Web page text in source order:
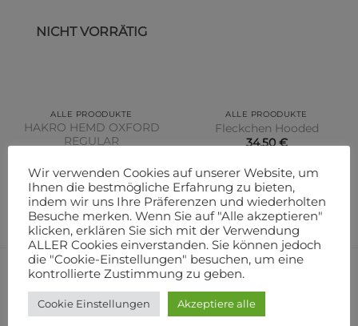
NICHT VORRÄTIG
ALLE PROODUKTE
HAKRO HEMD OXFORD
REGULAR
AUSFÜHRUNG WÄHLEN
Dieses
Produkt
weist
mehrere
Varianten
Die
Optionen
zzgl.Versandkosten
ALLE PROODUKTE
Fleckchen Hooded
34,50€
AUSFÜHRUNG WÄHLEN
Dieses
Produkt
weist
mehrere
Varianten
zzgl.Versandkosten
UNSERE NEUZUGÄNGE
Wir verwenden Cookies auf unserer Website, um
Ihnen die bestmögliche Erfahrung zu bieten,
indem wir uns Ihre Präferenzen und wiederholten
Besuche merken. Wenn Sie auf "Alle akzeptieren"
klicken, erklären Sie sich mit der Verwendung
ALLER Cookies einverstanden. Sie können jedoch
die "Cookie-Einstellungen" besuchen, um eine
kontrollierte Zustimmung zu geben.
Cookie Einstellungen Akzeptiere alle